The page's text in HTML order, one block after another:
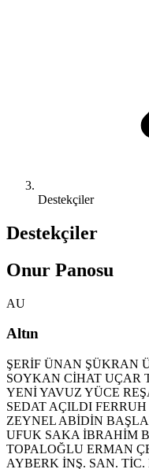
Destekçiler
Destekçiler
Onur Panosu
AU
Altın
ŞERİF ÜNAN ŞÜKRAN
SOYKAN CİHAT UÇAR
YENİYAVUZ YÜCE
SEDAT AÇILDI FERRUH
ZEYNEL ABİDİN
UFUK SAKA İBRAHİM
TOPALOĞLU ERMAN
AYBERK İNŞ. SAN. TİC.